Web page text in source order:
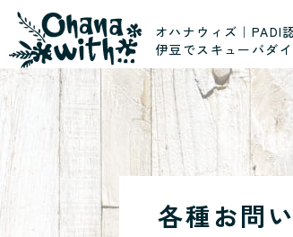
オハナウィズ｜PADI
伊豆でスキューバダ
各種お問